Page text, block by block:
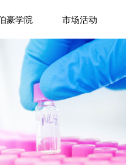
豪学院 市场活动